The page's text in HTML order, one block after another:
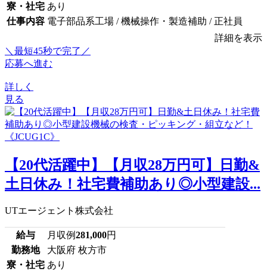
寮・社宅 あり
仕事内容 電子部品系工場 / 機械操作・製造補助 / 正社員
詳細を表示
＼最短45秒で完了／
応募へ進む
詳しく
見る
【20代活躍中】【月収28万円可】日勤&
土日休み！社宅費補助あり◎小型建設...
UTエージェント株式会社
給与 月収例281,000円
勤務地
大阪府 枚方市
寮・社宅 あり